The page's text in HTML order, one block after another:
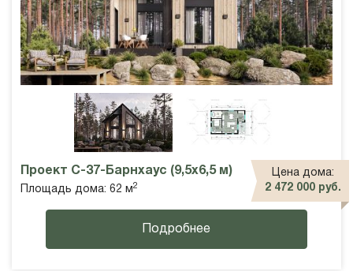
Проект С-37-Барнхаус (9,5х6,5 м)
Площадь дома: 62 м 2
Цена дома:
2 472 000 руб.
Подробнее